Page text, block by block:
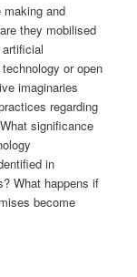
making and
they mobilised
or open
imaginaries
regarding
significance
in
What happens if
become